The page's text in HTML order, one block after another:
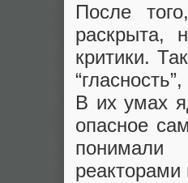
После
раскрыта,
критики.
В их умах
опасное
понимали